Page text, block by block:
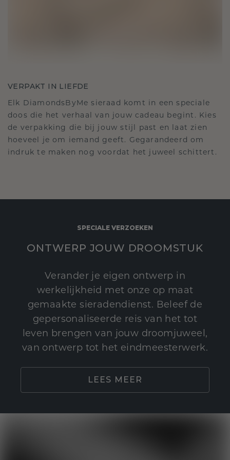
VERPAKT IN LIEFDE
Elk DiamondsByMe sieraad komt in een speciale
doos die het verhaal van jouw cadeau begint. Kies
de verpakking die bij jouw stijl past en laat zien
hoeveel je om iemand geeft. Gegarandeerd om
indruk te maken nog voordat het juweel schittert.
SPECIALE VERZOEKEN
ONTWERP JOUW DROOMSTUK
Verander je eigen ontwerp in
werkelijkheid met onze op maat
gemaakte sieradendienst. Beleef de
gepersonaliseerde reis van het tot
leven brengen van jouw droomjuweel,
van ontwerp tot het eindmeesterwerk.
LEES MEER